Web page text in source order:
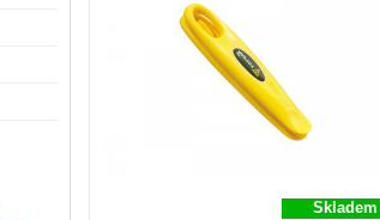
Skladem